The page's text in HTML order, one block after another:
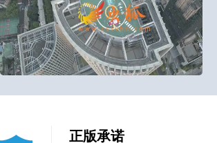
18 0
正版承诺